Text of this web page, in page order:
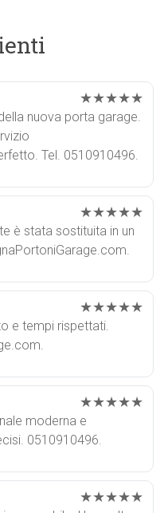
★★★★★
nuova porta garage.
Tel. 0510910496.
★★★★★
è stata sostituita in un
★★★★★
e tempi rispettati.
★★★★★
moderna e
0510910496.
★★★★★